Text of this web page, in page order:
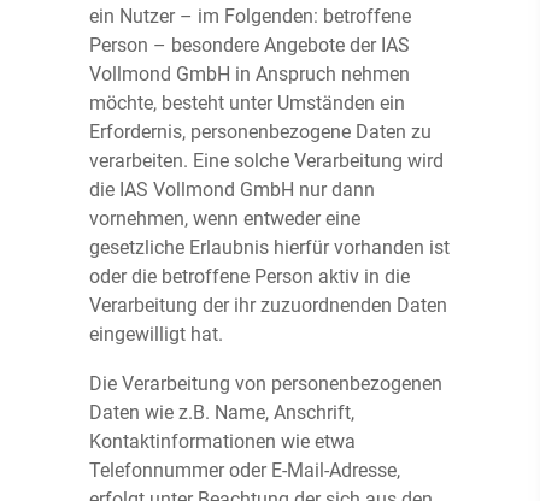
ein Nutzer – im Folgenden: betroffene
Person – besondere Angebote der IAS
Vollmond GmbH in Anspruch nehmen
möchte, besteht unter Umständen ein
Erfordernis, personenbezogene Daten zu
verarbeiten. Eine solche Verarbeitung wird
die IAS Vollmond GmbH nur dann
vornehmen, wenn entweder eine
gesetzliche Erlaubnis hierfür vorhanden ist
oder die betroffene Person aktiv in die
Verarbeitung der ihr zuzuordnenden Daten
eingewilligt hat.
Die Verarbeitung von personenbezogenen
Daten wie z.B. Name, Anschrift,
Kontaktinformationen wie etwa
Telefonnummer oder E-Mail-Adresse,